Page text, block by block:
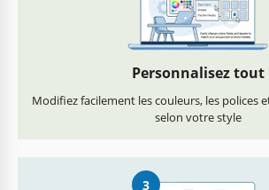
Personnalisez tout
Modifiez facilement les couleurs, les polices
selon votre style
3